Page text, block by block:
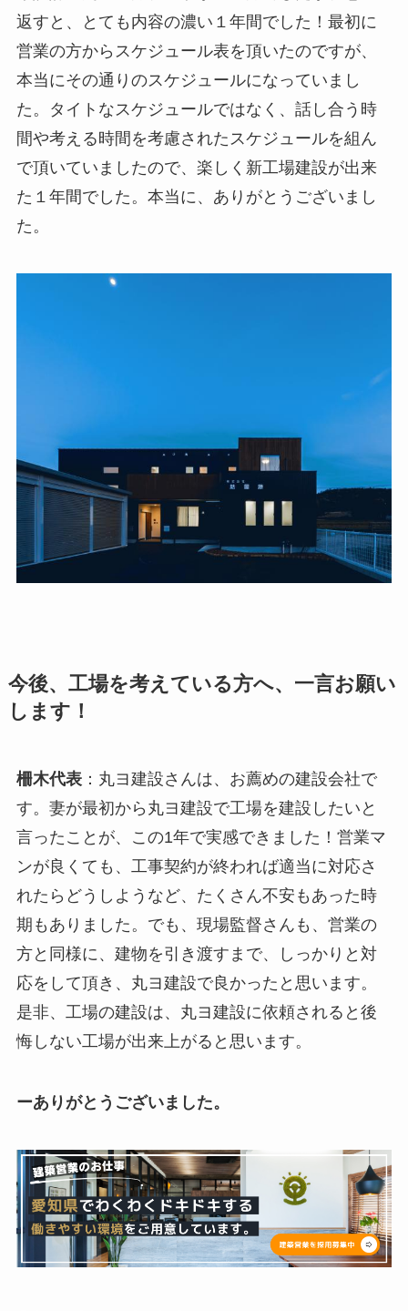
返すと、とても内容の濃い１年間でした！最初に
営業の方からスケジュール表を頂いたのですが、
本当にその通りのスケジュールになっていまし
た。タイトなスケジュールではなく、話し合う時
間や考える時間を考慮されたスケジュールを組ん
で頂いていましたので、楽しく新工場建設が出来
た１年間でした。本当に、ありがとうございまし
た。
今後、工場を考えている方へ、一言お願い
します！
柵木代表：丸ヨ建設さんは、お薦めの建設会社で
す。妻が最初から丸ヨ建設で工場を建設したいと
言ったことが、この1年で実感できました！営業マ
ンが良くても、工事契約が終われば適当に対応さ
れたらどうしようなど、たくさん不安もあった時
期もありました。でも、現場監督さんも、営業の
方と同様に、建物を引き渡すまで、しっかりと対
応をして頂き、丸ヨ建設で良かったと思います。
是非、工場の建設は、丸ヨ建設に依頼されると後
悔しない工場が出来上がると思います。
ーありがとうございました。